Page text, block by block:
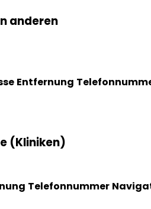
anderen
Entfernung
(Kliniken)
Telefonnummer